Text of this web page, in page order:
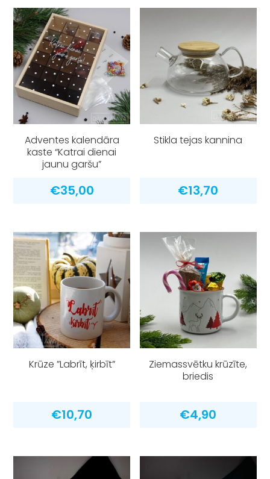
Adventes kalendāra
kaste “Katrai dienai
jaunu garšu”
€35,00
Stikla tejas kannina
€13,70
Krūze ”Labrīt, ķirbīt”
€10,70
Ziemassvētku krūzīte,
briedis
€4,90